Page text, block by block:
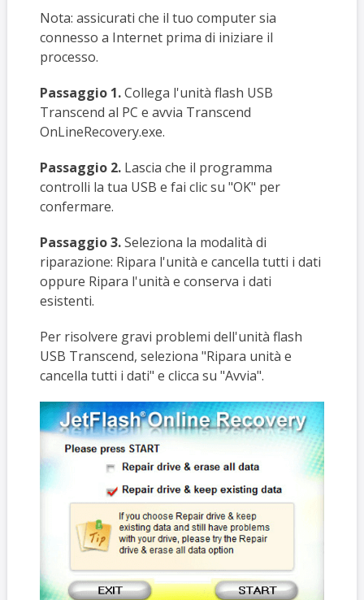
Nota: assicurati che il tuo computer sia
connesso a Internet prima di iniziare il
processo.
Passaggio 1.Collega l'unità flash USB
Transcend al PC e avvia Transcend
OnLineRecovery.exe.
Passaggio 2.Lascia che il programma
controlli la tua USB e fai clic su "OK" per
confermare.
Passaggio 3.Seleziona la modalità di
riparazione: Ripara l'unità e cancella tutti i dati
oppure Ripara l'unità e conserva i dati
esistenti.
Per risolvere gravi problemi dell'unità flash
USB Transcend, seleziona "Ripara unità e
cancella tutti i dati" e clicca su "Avvia".